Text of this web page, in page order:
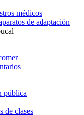
médicos
de adaptación
pública
de clases